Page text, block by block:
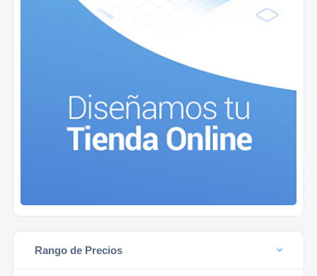
Rango de Precios